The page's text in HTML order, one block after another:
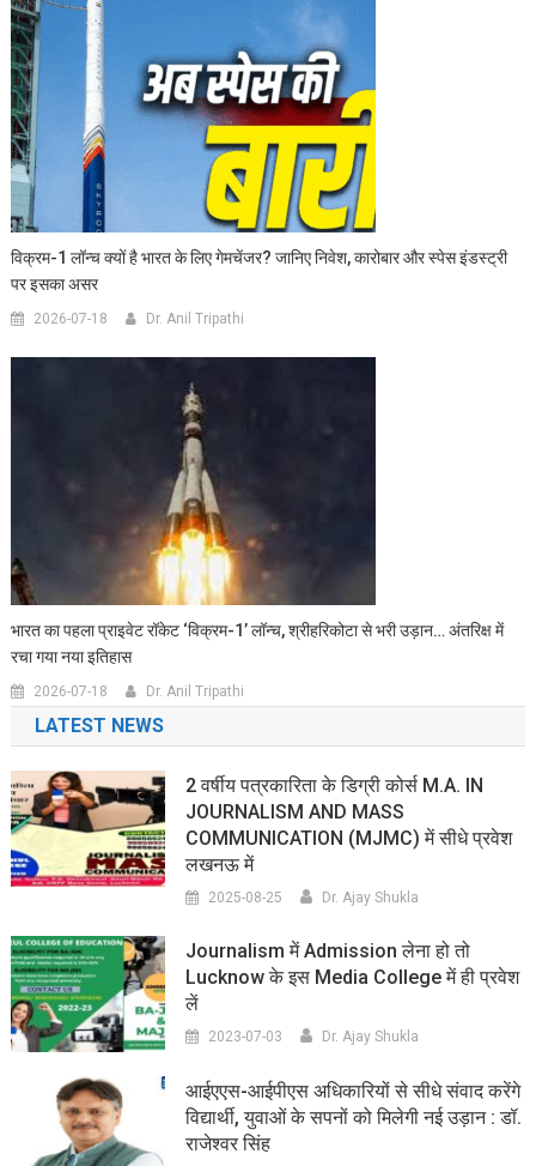
विक्रम-1 लॉन्च क्यों है भारत के लिए गेमचेंजर? जानिए निवेश, कारोबार और स्पेस इंडस्ट्री
पर इसका असर
2026-07-18 Dr. Anil Tripathi
भारत का पहला प्राइवेट रॉकेट ‘विक्रम-1’ लॉन्च, श्रीहरिकोटा से भरी उड़ान… अंतरिक्ष में
रचा गया नया इतिहास
2026-07-18 Dr. Anil Tripathi
LATEST NEWS
2 वर्षीय पत्रकारिता के डिग्री कोर्स M.A. IN
JOURNALISM AND MASS
COMMUNICATION (MJMC) में सीधे प्रवेश
लखनऊ में
2025-08-25 Dr. Ajay Shukla
Journalism में Admission लेना हो तो
Lucknow के इस Media College में ही प्रवेश
लें
2023-07-03 Dr. Ajay Shukla
आईएएस-आईपीएस अधिकारियों से सीधे संवाद करेंगे
विद्यार्थी, युवाओं के सपनों को मिलेगी नई उड़ान : डॉ.
राजेश्वर सिंह